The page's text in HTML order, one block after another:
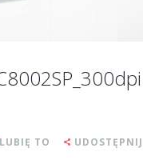
LUBIĘ TO UDOSTĘPNIJ